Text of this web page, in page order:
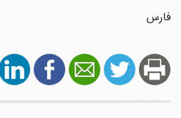
فارس